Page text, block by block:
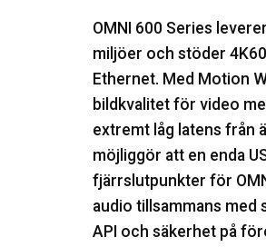
OMNI 600 Series
miljöer och stöder
Ethernet. Med Motion
bildkvalitet för video
extremt låg latens från
möjliggör att en enda
fjärrslutpunkter för
audio tillsammans
API och säkerhet på